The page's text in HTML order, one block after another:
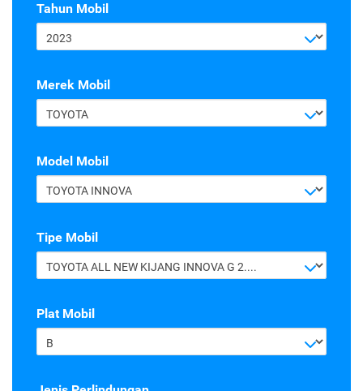
Tahun Mobil
2023
Merek Mobil
TOYOTA
Model Mobil
TOYOTA INNOVA
Tipe Mobil
TOYOTA ALL NEW KIJANG INNOVA G 2.4 A/T DIESEL
Plat Mobil
B